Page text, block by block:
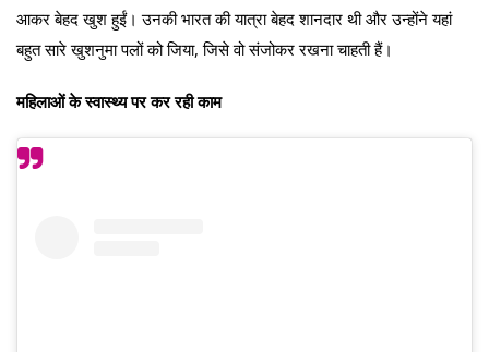
आकर बेहद खुश हुईं। उनकी भारत की यात्रा बेहद शानदार थी और उन्होंने यहां
बहुत सारे खुशनुमा पलों को जिया, जिसे वो संजोकर रखना चाहती हैं।
महिलाओं के स्वास्थ्य पर कर रही काम